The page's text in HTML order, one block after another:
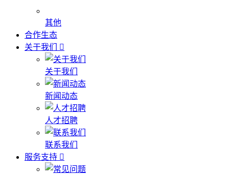
其他
合作生态
关于我们
关于我们
新闻动态
人才招聘
联系我们
服务支持